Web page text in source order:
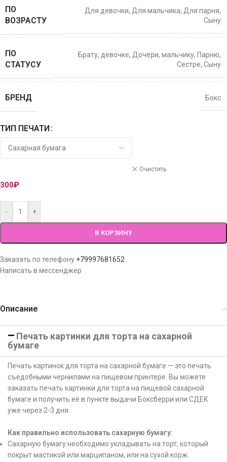
ПО
ВОЗРАСТУ
Для девочки, Для мальчика, Для парня,
Сыну
ПО
СТАТУСУ
Брату, девочке, Дочери, мальчику, Парню,
Сестре, Сыну
БРЕНД Бокс
ТИП ПЕЧАТИ
Очистить
300₽
- +
В КОРЗИНУ
Заказать по телефону +79997681652
Написать в мессенджер
Описание
Печать картинки для торта на сахарной
бумаге
Печать картинок для торта на сахарной бумаге — это печать
съедобными чернилами на пищевом принтере. Вы можете
заказать печать картинки для торта на пищевой сахарной
бумаге и получить её в пункте выдачи Боксберри или СДЕК
уже через 2-3 дня.
Как правильно использовать сахарную бумагу:
Сахарную бумагу необходимо укладывать на торт, который
покрыт мастикой или марципаном, или на сухой корж.